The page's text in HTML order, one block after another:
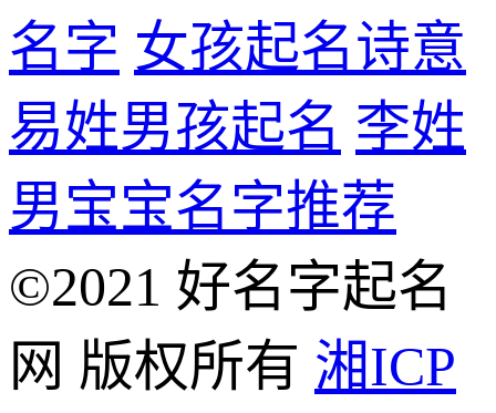
名字 女孩起名诗意
易姓男孩起名 李姓
男宝宝名字推荐
©2021 好名字起名
网 版权所有 湘ICP